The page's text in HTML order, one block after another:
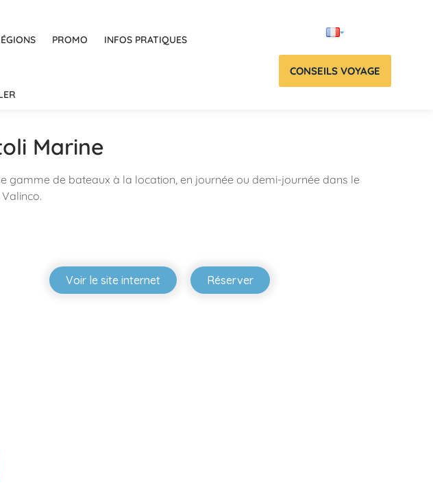
PROMO INFOS PRATIQUES
CONSEILS VOYAGE
Marine
gamme de bateaux à la location, en journée ou demi-journée dans le
Voir le site internet Réserver